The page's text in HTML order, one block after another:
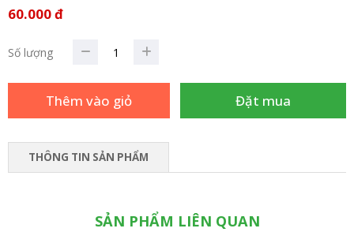
60.000 đ
Số lượng
THÔNG TIN SẢN PHẨM
SẢN PHẨM LIÊN QUAN